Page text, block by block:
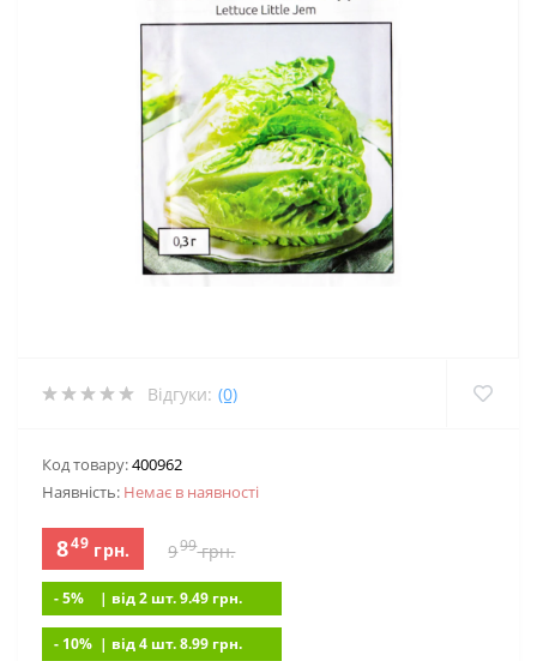
Відгуки: (0)
Код товару:400962
Наявність: Немає в наявностi
849грн. 999грн.
- 5% | вiд 2 шт. 9.49 грн.
- 10% | вiд 4 шт. 8.99 грн.